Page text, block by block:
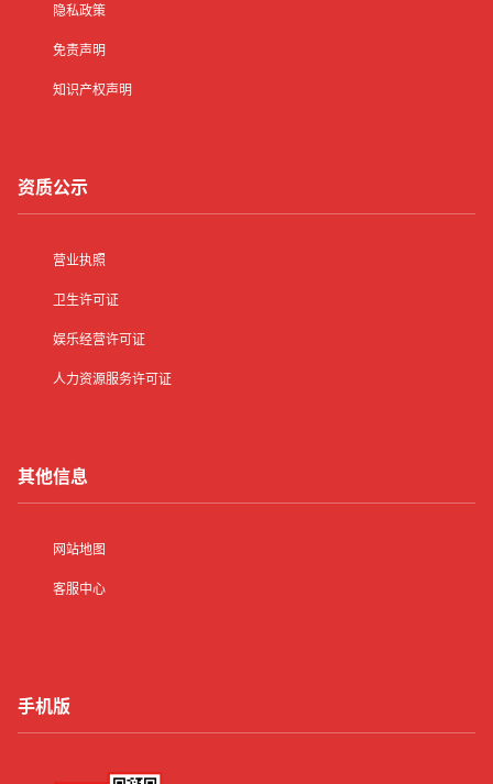
隐私政策
免责声明
知识产权声明
资质公示
营业执照
卫生许可证
娱乐经营许可证
人力资源服务许可证
其他信息
网站地图
客服中心
手机版